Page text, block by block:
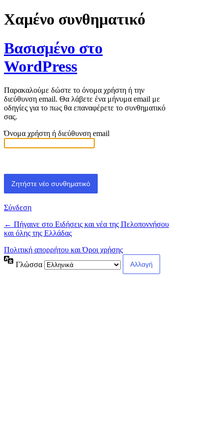
Χαμένο συνθηματικό
Βασισμένο στο
WordPress
Παρακαλούμε δώστε το όνομα χρήστη ή την
διεύθυνση email. Θα λάβετε ένα μήνυμα email με
οδηγίες για το πως θα επαναφέρετε το συνθηματικό
σας.
Όνομα χρήστη ή διεύθυνση email
Σύνδεση
← Πήγαινε στο Ειδήσεις και νέα της Πελοποννήσου
και όλης της Ελλάδας
Πολιτική απορρήτου και Όροι χρήσης
Γλώσσα